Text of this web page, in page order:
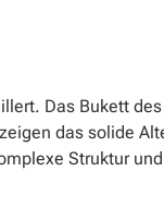
Das Bukett
das solide
Struktur